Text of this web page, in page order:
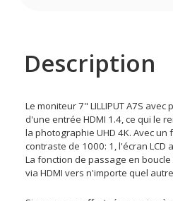
Description
Le moniteur 7" LILLIPUT A7S
d'une entrée HDMI 1.4, ce qui le
la photographie UHD 4K. Avec un
contraste de 1000: 1, l'écran LCD
La fonction de passage en
via HDMI vers n'importe quel